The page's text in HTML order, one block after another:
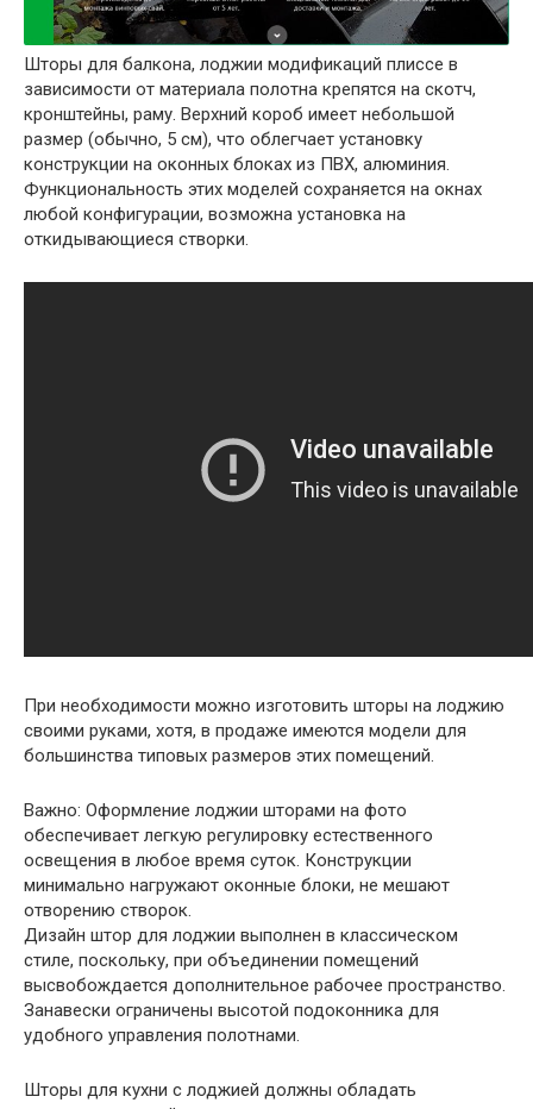
Шторы для балкона, лоджии модификаций плиссе в
зависимости от материала полотна крепятся на скотч,
кронштейны, раму. Верхний короб имеет небольшой
размер (обычно, 5 см), что облегчает установку
конструкции на оконных блоках из ПВХ, алюминия.
Функциональность этих моделей сохраняется на окнах
любой конфигурации, возможна установка на
откидывающиеся створки.
При необходимости можно изготовить шторы на лоджию
своими руками, хотя, в продаже имеются модели для
большинства типовых размеров этих помещений.
Важно: Оформление лоджии шторами на фото
обеспечивает легкую регулировку естественного
освещения в любое время суток. Конструкции
минимально нагружают оконные блоки, не мешают
отворению створок.
Дизайн штор для лоджии выполнен в классическом
стиле, поскольку, при объединении помещений
высвобождается дополнительное рабочее пространство.
Занавески ограничены высотой подоконника для
удобного управления полотнами.
Шторы для кухни с лоджией должны обладать